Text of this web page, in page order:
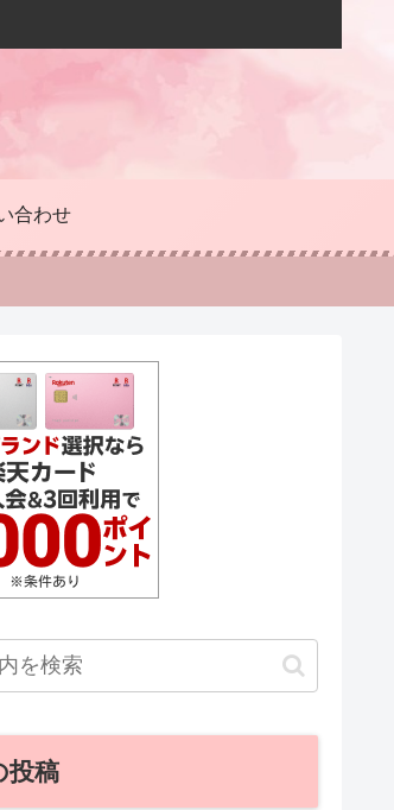
合わせ
投稿